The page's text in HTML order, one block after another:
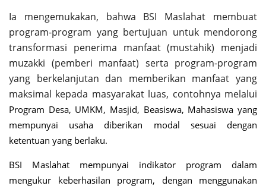
Ia mengemukakan, bahwa BSI Maslahat membuat
program-program yang bertujuan untuk mendorong
transformasi penerima manfaat (mustahik) menjadi
muzakki (pemberi manfaat) serta program-program
yang berkelanjutan dan memberikan manfaat yang
maksimal kepada masyarakat luas, contohnya melalui
Program Desa, UMKM, Masjid, Beasiswa, Mahasiswa yang
mempunyai usaha diberikan modal sesuai dengan
ketentuan yang berlaku.
BSI Maslahat mempunyai indikator program dalam
mengukur keberhasilan program, dengan menggunakan